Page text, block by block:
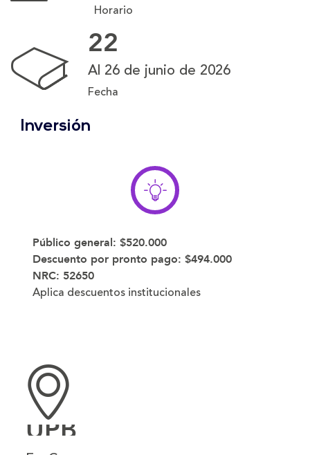
Horario
22
Al 26 de junio de 2026
Fecha
Inversión
Público general: $520.000
Descuento por pronto pago: $494.000
NRC: 52650
Aplica descuentos institucionales
UPB